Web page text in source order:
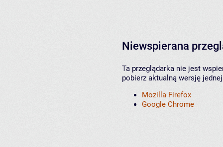
Niewspierana
Ta przeglądarka nie jest
pobierz aktualną wersję
Mozilla Firefox
Google Chrome